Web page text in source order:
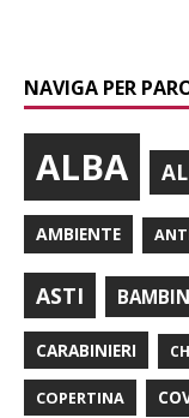
NAVIGA PER
ALBA
AMBIENTE
ASTI
CARABINIERI
COPERTINA